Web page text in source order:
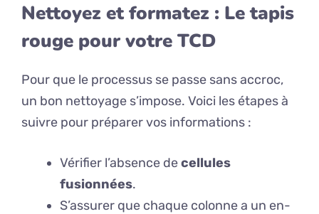
Nettoyez et formatez : Le tapis
rouge pour votre TCD
Pour que le processus se passe sans accroc,
un bon nettoyage s’impose. Voici les étapes à
suivre pour préparer vos informations :
Vérifier l’absence decellules
fusionnées.
S’assurer que chaque colonne a un en-